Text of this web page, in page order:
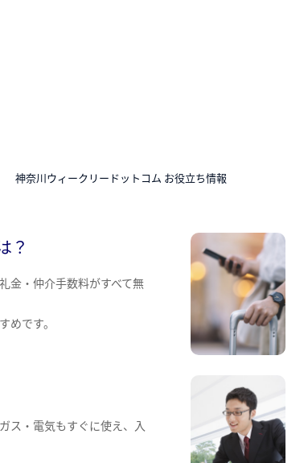
神奈川ウィークリードットコム お役立ち情報
？
金・仲介手数料がすべて無
めです。
ス・電気もすぐに使え、入